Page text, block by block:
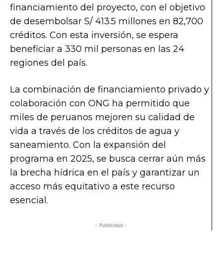
financiamiento del proyecto, con el objetivo
de desembolsar S/ 413.5 millones en 82,700
créditos. Con esta inversión, se espera
beneficiar a 330 mil personas en las 24
regiones del país.
La combinación de financiamiento privado y
colaboración con ONG ha permitido que
miles de peruanos mejoren su calidad de
vida a través de los créditos de agua y
saneamiento. Con la expansión del
programa en 2025, se busca cerrar aún más
la brecha hídrica en el país y garantizar un
acceso más equitativo a este recurso
esencial.
- Publicidad -